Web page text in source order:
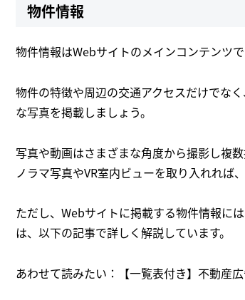
物件情報
物件情報はWebサイトのメインコンテンツ
物件の特徴や周辺の交通アクセスだけでな
な写真を掲載しましょう。
写真や動画はさまざまな角度から撮影し複
ノラマ写真やVR室内ビューを取り入れれば
ただし、Webサイトに掲載する物件情報に
は、以下の記事で詳しく解説しています。
あわせて読みたい：【一覧表付き】不動産